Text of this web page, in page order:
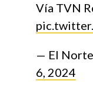
Vía TVN
— El Norte
6, 2024